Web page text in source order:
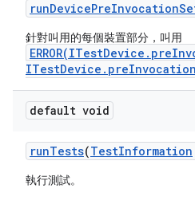
runDevicePreInvocation
針對叫用的每個裝置部分，叫用
default void
runTests(TestInformation
執行測試。